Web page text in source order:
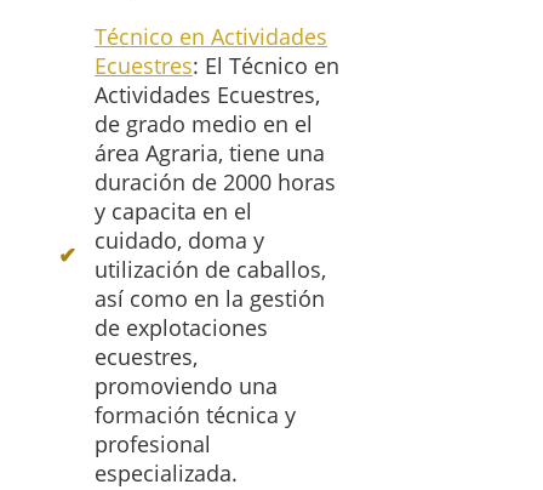
Técnico en Actividades
Ecuestres: El Técnico en
Actividades Ecuestres,
de grado medio en el
área Agraria, tiene una
duración de 2000 horas
y capacita en el
cuidado, doma y
utilización de caballos,
así como en la gestión
de explotaciones
ecuestres,
promoviendo una
formación técnica y
profesional
especializada.